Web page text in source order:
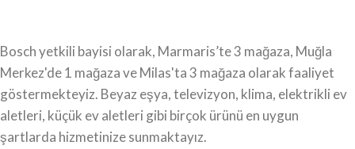
Bosch yetkili bayisi olarak, Marmaris’te 3 mağaza, Muğla
Merkez'de 1 mağaza ve Milas'ta 3 mağaza olarak faaliyet
göstermekteyiz. Beyaz eşya, televizyon, klima, elektrikli ev
aletleri, küçük ev aletleri gibi birçok ürünü en uygun
şartlarda hizmetinize sunmaktayız.